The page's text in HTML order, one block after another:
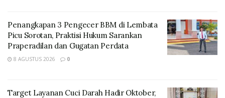
Penangkapan 3 Pengecer BBM di Lembata
Picu Sorotan, Praktisi Hukum Sarankan
Praperadilan dan Gugatan Perdata
8 AGUSTUS 2026 0
Target Layanan Cuci Darah Hadir Oktober,